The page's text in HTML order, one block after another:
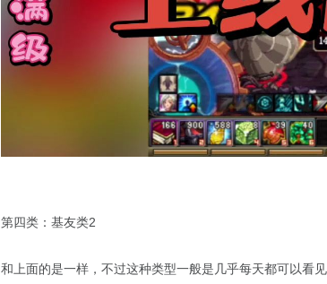
第四类：基友类2
和上面的是一样，不过这种类型一般是几乎每天都可以看